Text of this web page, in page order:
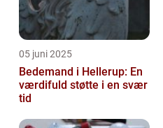
05 juni 2025
Bedemand i Hellerup: En
værdifuld støtte i en svær
tid